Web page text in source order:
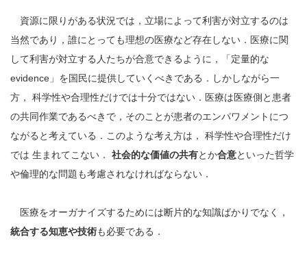
資源に限りがある状況では，立場によって利害が対立するのは
当然であり，誰にとっても理想の医療など存在しない．医療に関
して利害が対立する人たちが合意できるように，「定量的な
evidence」を国民に提供していくべきである．しかしながら一
方， 科学性や合理性だけでは十分ではない．医療は医療側と患者
の共同作業であるべきで，そのことが患者のエンパワメントにつ
ながると考えている．このような考え方は， 科学性や合理性だけ
では 生まれてこない． 社会的な価値の共有とか合意といった哲学
や倫理的な問題も考慮されなければならない．
医療をオーガナイズするためには断片的な知識ばかりでなく，
統合する知恵や技術も必要である．